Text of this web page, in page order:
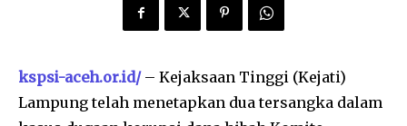
kspsi-aceh.or.id/– Kejaksaan Tinggi (Kejati)
Lampung telah menetapkan dua tersangka dalam